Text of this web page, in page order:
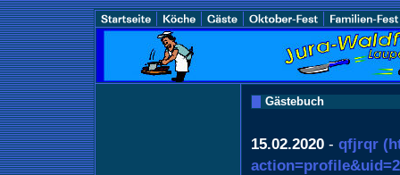
Gästebuch
15.02.2020 - qfjrqr